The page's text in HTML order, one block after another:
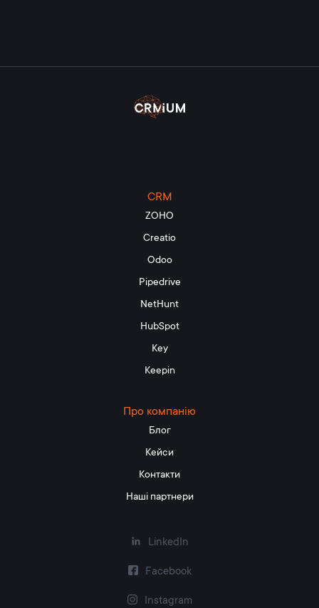
CRM
ZOHO
Creatio
Odoo
Pipedrive
NetHunt
HubSpot
Key
Keepin
Про компанію
Блог
Кейси
Контакти
Наші партнери
LinkedIn
Facebook
Instagram